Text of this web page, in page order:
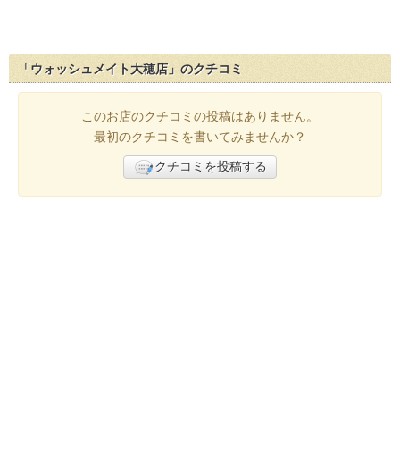
「ウォッシュメイト大穂店」のクチコミ
このお店のクチコミの投稿はありません。
最初のクチコミを書いてみませんか？
クチコミを投稿する